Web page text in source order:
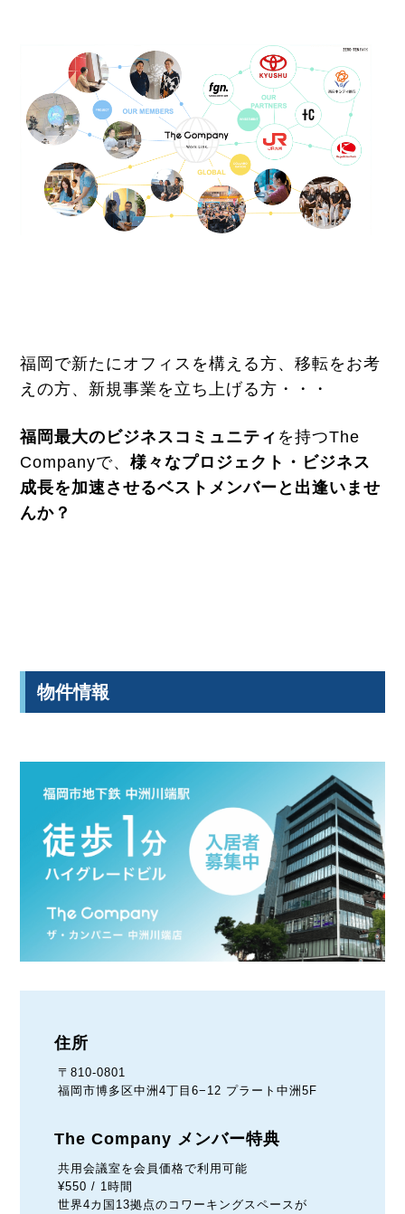
福岡で新たにオフィスを構える方、移転をお考
えの方、新規事業を立ち上げる方・・・
福岡最大のビジネスコミュニティ を持つThe
Companyで、様々なプロジェクト・ビジネス
成長を加速させるベストメンバーと出逢いませ
んか？
物件情報
住所
〒810-0801
福岡市博多区中洲4丁目6−12 プラート中洲5F
The Company メンバー特典
共用会議室を会員価格で利用可能
¥550 / 1時間
世界4カ国13拠点のコワーキングスペースが